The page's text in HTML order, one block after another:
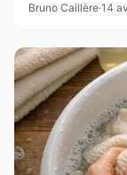
Bruno Caillère·14